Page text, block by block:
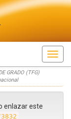
GRADO (TFG)
enlazar este